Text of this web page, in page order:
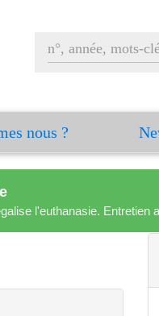
nous ?
l'euthanasie. Entretien